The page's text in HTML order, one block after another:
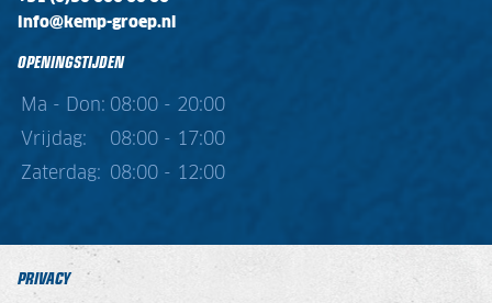
info@kemp-groep.nl
OPENINGSTIJDEN
Ma - Don: 08:00 - 20:00
Vrijdag:
08:00 - 17:00
Zaterdag:
08:00 - 12:00
PRIVACY